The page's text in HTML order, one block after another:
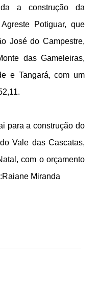
a construção da
Potiguar, que
José do Campestre,
das Gameleiras,
e Tangará, com um
para a construção do
Vale das Cascatas,
com o orçamento
Miranda